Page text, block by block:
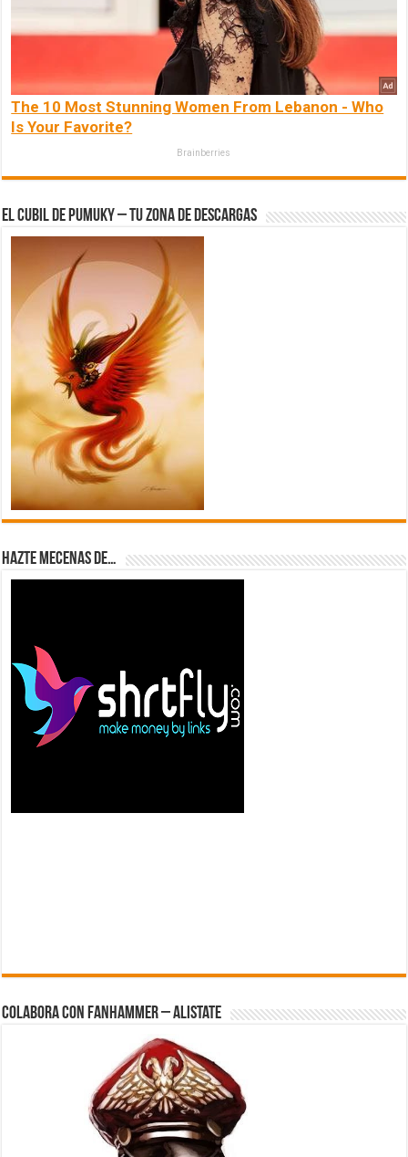
The 10 Most Stunning Women From Lebanon - Who
Is Your Favorite?
Brainberries
El Cubil de Pumuky – Tu zona de Descargas
Hazte Mecenas de…
Colabora con FanHammer – Alistate